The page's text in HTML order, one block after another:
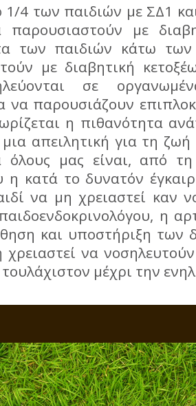
1/4 των παιδιών με ΣΔ1
με
των παιδιών κάτω
με διαβητική
σε
να παρουσιάζουν
η πιθανότητα
απειλητική για τη
όλους μας είναι, από
η κατά το δυνατόν
να μη χρειαστεί καν
η
και υποστήριξη των
να
μέχρι την